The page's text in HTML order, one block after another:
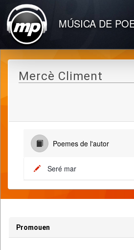
MÚSICA DE
Mercè Climent
Poemes de l'autor
Seré mar
Promouen